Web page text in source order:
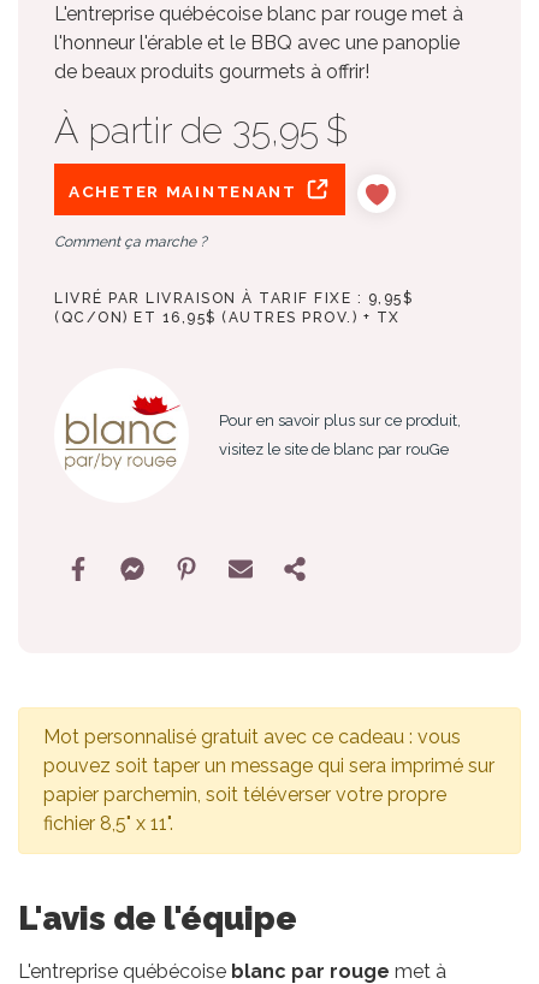
L'entreprise québécoise blanc par rouge met à
l'honneur l'érable et le BBQ avec une panoplie
de beaux produits gourmets à offrir!
À partir de 35,95 $
ACHETER MAINTENANT
Comment ça marche ?
LIVRÉ PAR LIVRAISON À TARIF FIXE : 9,95$
(QC/ON) ET 16,95$ (AUTRES PROV.) + TX
Pour en savoir plus sur ce produit,
visitez le site de blanc par rouGe
Mot personnalisé gratuit avec ce cadeau : vous
pouvez soit taper un message qui sera imprimé sur
papier parchemin, soit téléverser votre propre
fichier 8,5" x 11".
L'avis de l'équipe
L'entreprise québécoise blanc par rouge met à